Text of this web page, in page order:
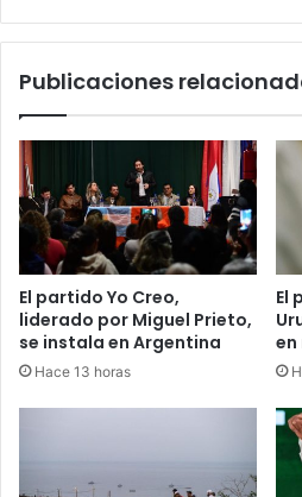
Publicaciones
El partido Yo Creo,
liderado por Miguel Prieto,
se instala en Argentina
Hace 13 horas
El
en